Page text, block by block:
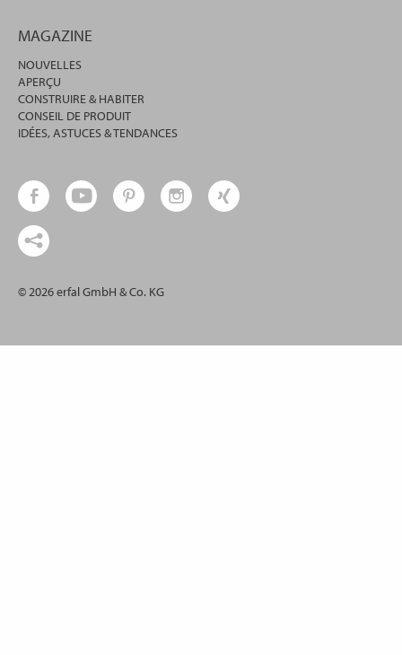
MAGAZINE
NOUVELLES
APERÇU
CONSTRUIRE & HABITER
CONSEIL DE PRODUIT
IDÉES, ASTUCES & TENDANCES
© 2026 erfal GmbH & Co. KG